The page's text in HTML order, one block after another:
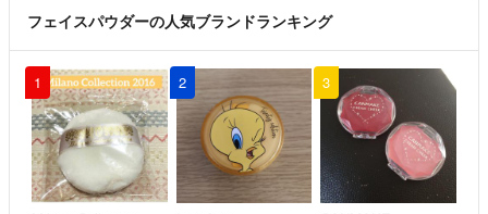
お値下げ不可。コメ返なしは
ブロックます
フェイスパウダーの人気ブランドランキング
1 2 3